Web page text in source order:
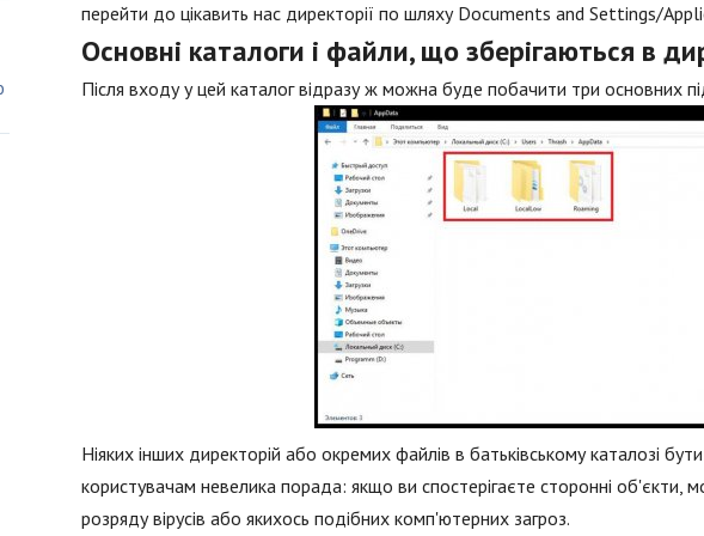
перейти до цікавить нас директорії по шляху Documents and Settings/
Основні каталоги і файли, що зберігаються в
Після входу у цей каталог відразу ж можна буде побачити три основних
Ніяких інших директорій або окремих файлів в батьківському каталозі
користувачам невелика порада: якщо ви спостерігаєте сторонні об'єкти,
розряду вірусів або якихось подібних комп'ютерних загроз.